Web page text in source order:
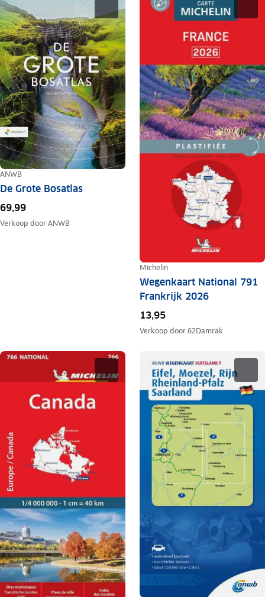
ANWB
De Grote Bosatlas
69,99
Verkoop doorANWB
Michelin
Wegenkaart National 791
Frankrijk 2026
13,95
Verkoop door 62Damrak